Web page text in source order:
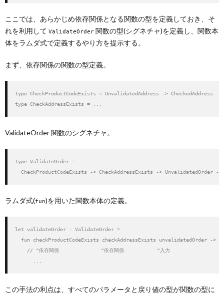
ここでは、あらかじめ依存関係となる関数の型を定義しておき、そ
れを利用して ValidateOrder 関数の型(シグネチャ)を定義し、関数本
体をラムダ式で定義するやり方を提示する。
まず、依存関係の関数の型定義。
type CheckProductCodeExists = UnvalidatedAddress -> CheckedAddress
type CheckAddressExists = ...
ValidateOrder 関数のシグネチャ。
type ValidateOrder =
CheckProductCodeExists -> CheckAddressExists -> UnvalidatedOrder ->
ラムダ式(fun)を用いた関数本体の定義。
let validateOrder : ValidateOrder =
  fun checkProductCodeExists checkAddressExists unvalidatedOrder ->
    // ^依存関係              ^依存関係           ^入力
この手法の利点は、すべてのパラメータと戻り値の型が関数の型に